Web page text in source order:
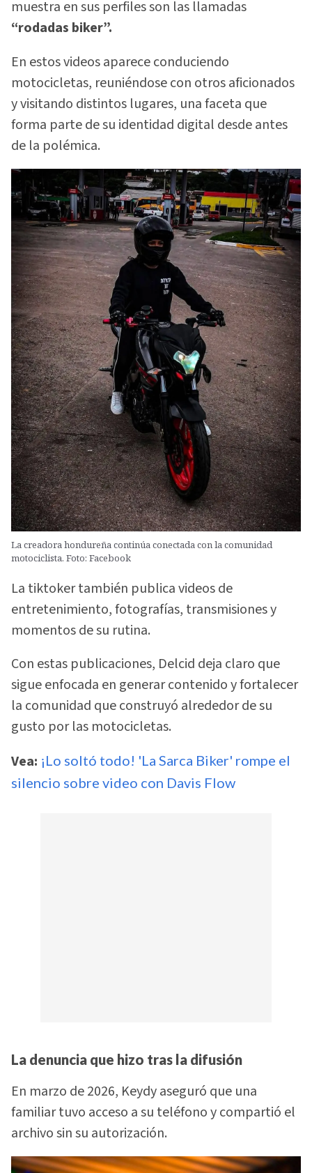
muestra en sus perfiles son las llamadas
“rodadas biker”.
En estos videos aparece conduciendo
motocicletas, reuniéndose con otros aficionados
y visitando distintos lugares, una faceta que
forma parte de su identidad digital desde antes
de la polémica.
La creadora hondureña continúa conectada con la comunidad
motociclista. Foto: Facebook
La tiktoker también publica videos de
entretenimiento, fotografías, transmisiones y
momentos de su rutina.
Con estas publicaciones, Delcid deja claro que
sigue enfocada en generar contenido y fortalecer
la comunidad que construyó alrededor de su
gusto por las motocicletas.
Vea: ¡Lo soltó todo! 'La Sarca Biker' rompe el
silencio sobre video con Davis Flow
La denuncia que hizo tras la difusión
En marzo de 2026, Keydy aseguró que una
familiar tuvo acceso a su teléfono y compartió el
archivo sin su autorización.